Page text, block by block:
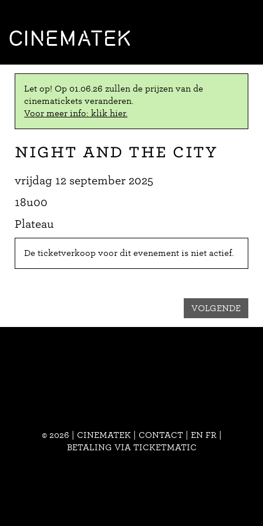
CINEMATEK
Let op! Op 01.06.26 zullen de prijzen van de
cinematickets veranderen.
Voor meer info: klik hier.
Night and the City
vrijdag 12 september 2025
18u00
Plateau
De ticketverkoop voor dit evenement is niet actief.
VOLGENDE
© 2026 | CINEMATEK | CONTACT| EN FR
BETALING VIA TICKETMATIC